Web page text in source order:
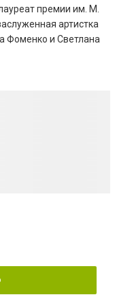
премии им. М.
артистка
Фоменко и Светлана